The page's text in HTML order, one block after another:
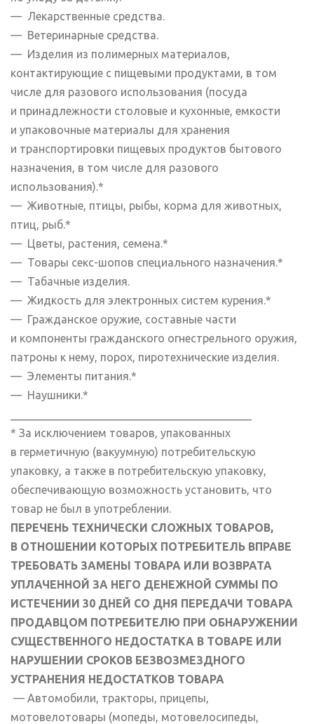
— Лекарственные средства.
— Ветеринарные средства.
— Изделия из полимерных материалов,
контактирующие с пищевыми продуктами, в том
числе для разового использования (посуда
и принадлежности столовые и кухонные, емкости
и упаковочные материалы для хранения
и транспортировки пищевых продуктов бытового
назначения, в том числе для разового
использования).*
— Животные, птицы, рыбы, корма для животных,
птиц, рыб.*
— Цветы, растения, семена.*
— Товары секс-шопов специального назначения.*
— Табачные изделия.
— Жидкость для электронных систем курения.*
— Гражданское оружие, составные части
и компоненты гражданского огнестрельного оружия,
патроны к нему, порох, пиротехнические изделия.
— Элементы питания.*
— Наушники.*
* За исключением товаров, упакованных
в герметичную (вакуумную) потребительскую
упаковку, а также в потребительскую упаковку,
обеспечивающую возможность установить, что
товар не был в употреблении.
ПЕРЕЧЕНЬ ТЕХНИЧЕСКИ СЛОЖНЫХ ТОВАРОВ,
В ОТНОШЕНИИ КОТОРЫХ ПОТРЕБИТЕЛЬ ВПРАВЕ
ТРЕБОВАТЬ ЗАМЕНЫ ТОВАРА ИЛИ ВОЗВРАТА
УПЛАЧЕННОЙ ЗА НЕГО ДЕНЕЖНОЙ СУММЫ ПО
ИСТЕЧЕНИИ 30 ДНЕЙ СО ДНЯ ПЕРЕДАЧИ ТОВАРА
ПРОДАВЦОМ ПОТРЕБИТЕЛЮ ПРИ ОБНАРУЖЕНИИ
СУЩЕСТВЕННОГО НЕДОСТАТКА В ТОВАРЕ ИЛИ
НАРУШЕНИИ СРОКОВ БЕЗВОЗМЕЗДНОГО
УСТРАНЕНИЯ НЕДОСТАТКОВ ТОВАРА
— Автомобили, тракторы, прицепы,
мотовелотовары (мопеды, мотовелосипеды,